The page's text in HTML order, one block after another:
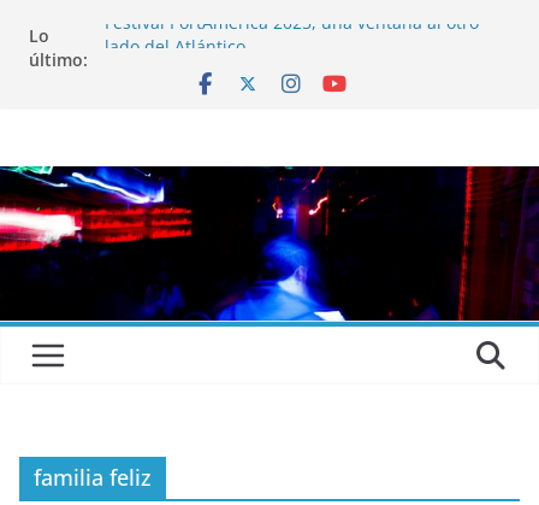
Lo
último:
Festival PortAmérica 2025, una ventana al otro
lado del Atlántico
El Atlantic Fest 2025 propone un menú musical
realmente exquisito
Entrevista a RUMIA
Entrevista a mariagrep
familia feliz